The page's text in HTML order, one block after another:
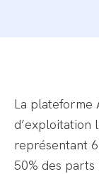
La plateforme
d’exploitation
représentant
50% des parts